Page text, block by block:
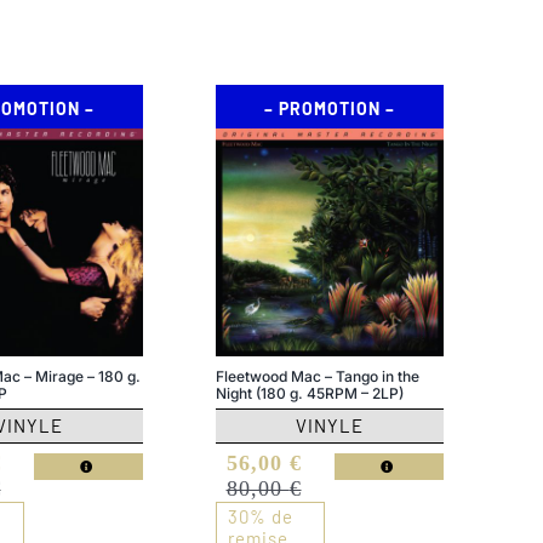
–
– Mirage – 180 g.
– PROMOTION –
Fleetwood Mac – Tango in the
Night (180 g. 45RPM – 2LP)
VINYLE
80,00€
Le
prix
initial
56,00 €
Le
prix
actuel
30% de
remise